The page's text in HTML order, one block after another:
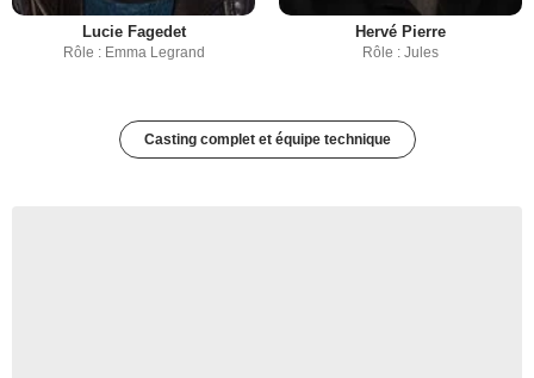
Lucie Fagedet
Rôle : Emma Legrand
Hervé Pierre
Rôle : Jules
Casting complet et équipe technique